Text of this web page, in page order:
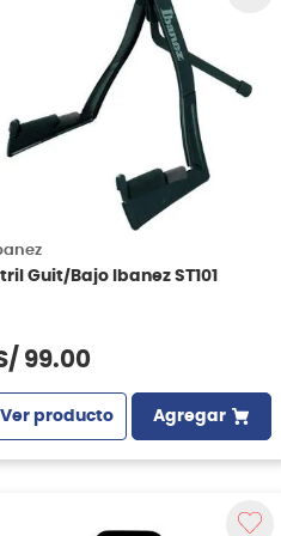
Guit/Bajo Ibanez ST101
99.00
Ver producto Agregar